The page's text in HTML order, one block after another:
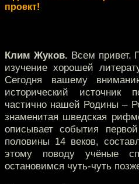
проект!
Клим Жуков. Всем привет.
изучение хорошей
Сегодня вашему
исторический
частично нашей Родины –
знаменитая шведская
описывает события
половины 14 веков,
этому поводу учёные
остановимся чуть-чуть